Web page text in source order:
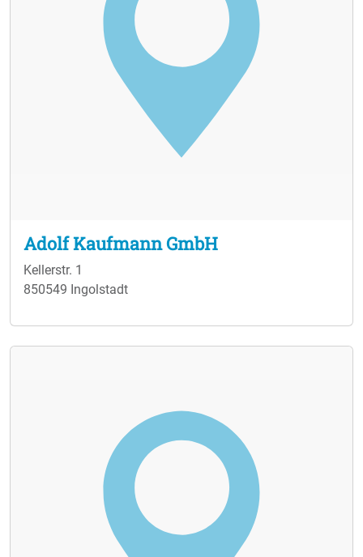
ermöglicht. Neben leistungsstarken PV-Anlagen
installieren unsere qualifizierten Mitarbeiter auch
Wallboxen, Energiespeicher sowie Wärmepumpen –
selbstverständlich professionell, sicher und nach
aktuellen Standards. Elektrotechnik Segeth bietet Ihnen
nachhaltige Lösungen für eine zukunftssichere
Energieversorgung, die sowohl Kosten senken als auch
den Komfort in Ihrem Zuhause steigern.
Adolf Kaufmann GmbH
Kellerstr. 1
850549 Ingolstadt